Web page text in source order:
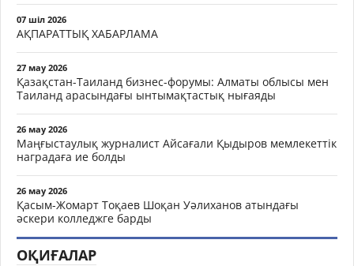
07 шіл 2026
АҚПАРАТТЫҚ ХАБАРЛАМА
27 мау 2026
Қазақстан-Таиланд бизнес-форумы: Алматы облысы мен
Таиланд арасындағы ынтымақтастық нығаяды
26 мау 2026
Маңғыстаулық журналист Айсағали Қыдыров мемлекеттік
наградаға ие болды
26 мау 2026
Қасым-Жомарт Тоқаев Шоқан Уәлиханов атындағы
әскери колледжге барды
ОҚИҒАЛАР